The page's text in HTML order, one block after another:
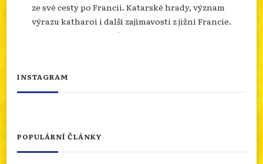
ze své cesty po Francii. Katarské hrady, význam
výrazu katharoi i další zajímavosti z jižní Francie.
Více se dozvíte na našem webu.
porazenych-a-jejich-d...
INSTAGRAM
POPULÁRNÍ ČLÁNKY